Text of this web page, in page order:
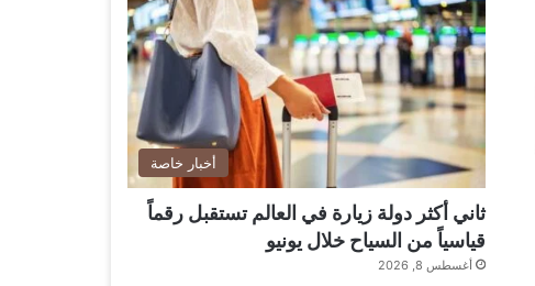
أخبار خاصة
ثاني أكثر دولة زيارة في العالم تستقبل رقماً
قياسياً من السياح خلال يونيو
أغسطس 8, 2026